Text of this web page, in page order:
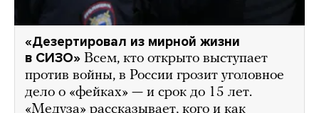
«Дезертировал из мирной жизни
в СИЗО» Всем, кто открыто выступает
против войны, в России грозит уголовное
дело о «фейках» — и срок до 15 лет.
«Медуза» рассказывает, кого и как